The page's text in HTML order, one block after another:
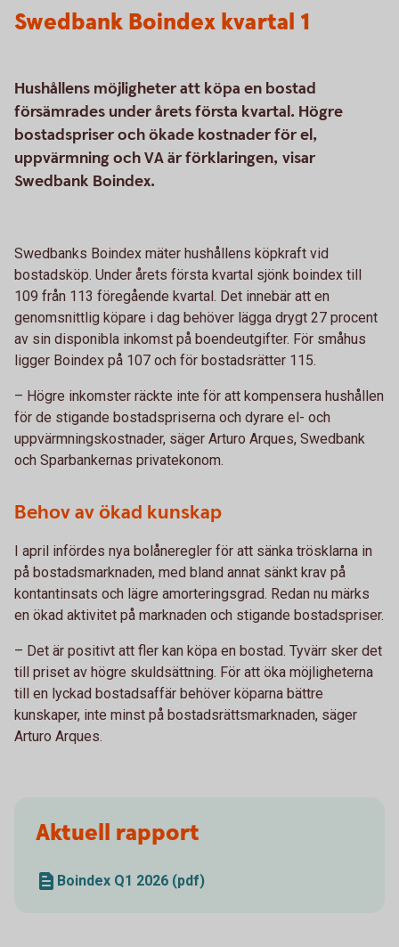
Swedbank Boindex kvartal 1
Hushållens möjligheter att köpa en bostad
försämrades under årets första kvartal. Högre
bostadspriser och ökade kostnader för el,
uppvärmning och VA är förklaringen, visar
Swedbank Boindex.
Swedbanks Boindex mäter hushållens köpkraft vid
bostadsköp. Under årets första kvartal sjönk boindex till
109 från 113 föregående kvartal. Det innebär att en
genomsnittlig köpare i dag behöver lägga drygt 27 procent
av sin disponibla inkomst på boendeutgifter. För småhus
ligger Boindex på 107 och för bostadsrätter 115.
– Högre inkomster räckte inte för att kompensera hushållen
för de stigande bostadspriserna och dyrare el- och
uppvärmningskostnader, säger Arturo Arques, Swedbank
och Sparbankernas privatekonom.
Behov av ökad kunskap
I april infördes nya bolåneregler för att sänka trösklarna in
på bostadsmarknaden, med bland annat sänkt krav på
kontantinsats och lägre amorteringsgrad. Redan nu märks
en ökad aktivitet på marknaden och stigande bostadspriser.
– Det är positivt att fler kan köpa en bostad. Tyvärr sker det
till priset av högre skuldsättning. För att öka möjligheterna
till en lyckad bostadsaffär behöver köparna bättre
kunskaper, inte minst på bostadsrättsmarknaden, säger
Arturo Arques.
Aktuell rapport
Boindex Q1 2026 (pdf)